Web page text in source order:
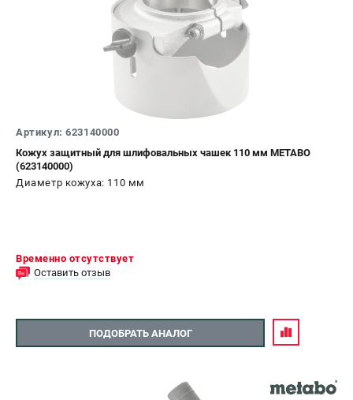
Артикул: 623140000
Кожух защитный для шлифовальных чашек 110 мм METABO
(623140000)
Диаметр кожуха: 110 мм
Временно отсутствует
Оставить отзыв
ПОДОБРАТЬ АНАЛОГ